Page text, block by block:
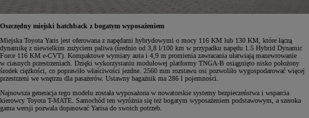
Oszczędny miejski hatchback z bogatym wyposażeniem
Miejska Toyota Yaris jest oferowana z napędami hybrydowymi o mocy 116 KM lub 130 KM, które łączą
dynamikę z niewielkim zużyciem paliwa (średnio od 3,8 l/100 km w przypadku napędu 1.5 Hybrid Dynamic
Force 116 KM e-CVT). Kompaktowe wymiary auta i 4,9 m promienia zawracania ułatwiają manewrowanie
w ciasnych przestrzeniach. Dzięki wykorzystaniu modułowej platformy TNGA-B osiągnięto nisko położony
środek ciężkości, co poprawiło właściwości jezdne. 2560 mm rozstawu osi pozwoliło wygospodarować więcej
przestrzeni we wnętrzu dla pasażerów. Ustawny bagażnik ma 286 l pojemności.
Najnowsza generacja tego modelu została wyposażona w nowatorskie systemy bezpieczeństwa i wsparcia
kierowcy Toyota T-MATE. Samochód ten wyróżnia się też bogatym wyposażeniem podstawowym, a szeroka
gama wersji pozwala dopasować Yarisa do swoich potrzeb.